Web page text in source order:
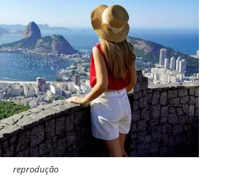
reprodução